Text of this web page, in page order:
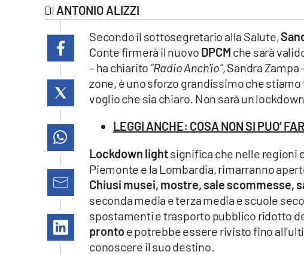
cosenzachannel.it
lacapitalenews.it
ANTONIO ALIZZI
Secondo il sottosegretario alla Salute,
Conte firmerà il nuovo DPCM che sarà
– ha chiarito “Radio Anch’io”, Sandra
zone, è uno sforzo grandissimo che
voglio che sia chiaro. Non sarà un
LEGGI ANCHE: COSA NON SI PUO’
Lockdown lightsignifica che nelle regioni
Piemonte e la Lombardia, rimarranno
Chiusi musei, mostre, sale scommesse,
seconda media e terza media e scuole
spostamenti e trasporto pubblico ridotto
prontoe potrebbe essere rivisto fino
conoscere il suo destino.